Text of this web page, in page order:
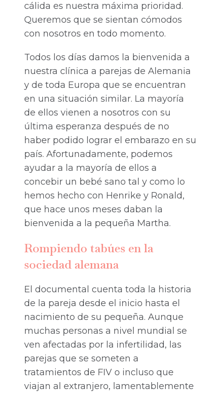
cálida es nuestra máxima prioridad.
Queremos que se sientan cómodos
con nosotros en todo momento.
Todos los días damos la bienvenida a
nuestra clínica a parejas de Alemania
y de toda Europa que se encuentran
en una situación similar. La mayoría
de ellos vienen a nosotros con su
última esperanza después de no
haber podido lograr el embarazo en su
país. Afortunadamente, podemos
ayudar a la mayoría de ellos a
concebir un bebé sano tal y como lo
hemos hecho con Henrike y Ronald,
que hace unos meses daban la
bienvenida a la pequeña Martha.
Rompiendo tabúes en la
sociedad alemana
El documental cuenta toda la historia
de la pareja desde el inicio hasta el
nacimiento de su pequeña. Aunque
muchas personas a nivel mundial se
ven afectadas por la infertilidad, las
parejas que se someten a
tratamientos de FIV o incluso que
viajan al extranjero, lamentablemente